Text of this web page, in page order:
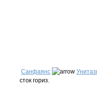
Санфаянс
сток гориз.